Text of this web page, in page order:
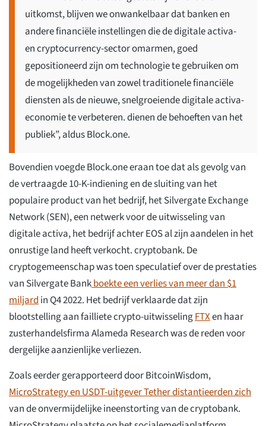
uitkomst, blijven we onwankelbaar dat banken en
andere financiële instellingen die de digitale activa-
en cryptocurrency-sector omarmen, goed
gepositioneerd zijn om technologie te gebruiken om
de mogelijkheden van zowel traditionele financiële
diensten als de nieuwe, snelgroeiende digitale activa-
economie te verbeteren. dienen de behoeften van het
publiek”, aldus Block.one.
Bovendien voegde Block.one eraan toe dat als gevolg van
de vertraagde 10-K-indiening en de sluiting van het
populaire product van het bedrijf, het Silvergate Exchange
Network (SEN), een netwerk voor de uitwisseling van
digitale activa, het bedrijf achter EOS al zijn aandelen in het
onrustige land heeft verkocht. cryptobank. De
cryptogemeenschap was toen speculatief over de prestaties
van Silvergate Bankboekte een verlies van meer dan $1
miljardin Q4 2022. Het bedrijf verklaarde dat zijn
blootstelling aan failliete crypto-uitwisselingFTXen haar
zusterhandelsfirma Alameda Research was de reden voor
dergelijke aanzienlijke verliezen.
Zoals eerder gerapporteerd door BitcoinWisdom,
MicroStrategy en USDT-uitgever Tether distantieerden zich
van de onvermijdelijke ineenstorting van de cryptobank.